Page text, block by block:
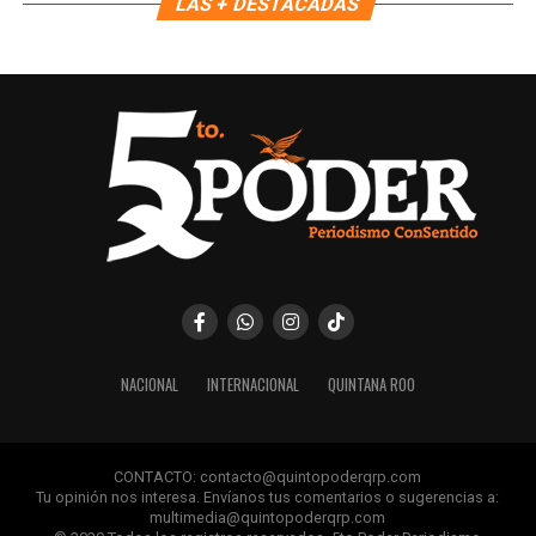
Recibe las noticias al instante
Únete al canal oficial de WhatsApp de
Quinto Poder
en tu teléfono.
Unirme al canal de WhatsApp
NACIONAL INTERNACIONAL QUINTANA ROO
CONTACTO: contacto@quintopoderqrp.com
Tu opinión nos interesa. Envíanos tus comentarios o sugerencias a:
multimedia@quintopoderqrp.com